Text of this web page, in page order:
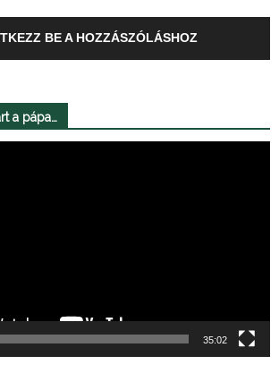
BE A HOZZÁSZÓLÁSHOZ
a pápa…
35:02